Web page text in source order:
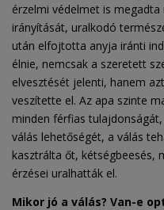
érzelmi védelmet is
irányítását, uralkodó
után elfojtotta anyja iránti
élnie, nemcsak a szeretett
elvesztését jelenti, hanem
veszítette el. Az apa szinte
minden férfias
válás lehetőségét, a válás
kasztrálta őt, kétségbeesés,
érzései uralhatták el.
Mikor jó a válás? Van-e